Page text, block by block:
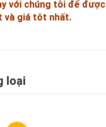
với chúng tôi để được
và giá tôt nhất.
loại